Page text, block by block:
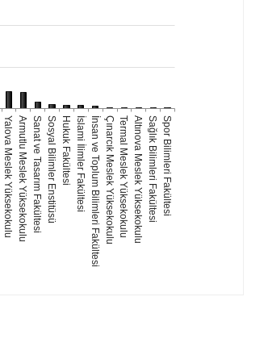
Yalova Meslek YüksekokuluArmutlu Meslek YüksekokuluSanat ve Tasarım FakültesiSosyal Bilimler EnstitüsüHukuk Fakültesiİslami İlimler Fakültesiİnsan ve Toplum Bilimleri FakültesiÇınarcık Meslek YüksekokuluTermal Meslek YüksekokuluAltınova Meslek YüksekokuluSağlık Bilimleri FakültesiSpor Bilimleri Fakültesi